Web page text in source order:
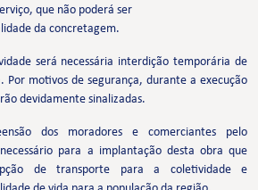
que não poderá ser
da concretagem.
será necessária interdição temporária de
Por motivos de segurança, durante a execução
devidamente sinalizadas.
dos moradores e comerciantes pelo
para a implantação desta obra que
de transporte para a coletividade e